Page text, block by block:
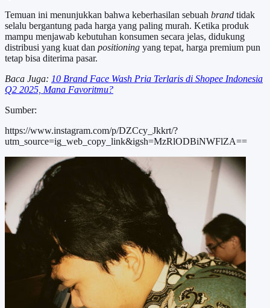
Temuan ini menunjukkan bahwa keberhasilan sebuah brand tidak
selalu bergantung pada harga yang paling murah. Ketika produk
mampu menjawab kebutuhan konsumen secara jelas, didukung
distribusi yang kuat dan positioning yang tepat, harga premium pun
tetap bisa diterima pasar.
Baca Juga: 10 Brand Face Wash Pria Terlaris di Shopee Indonesia
Q2 2025, Mana Favoritmu?
Sumber:
https://www.instagram.com/p/DZCcy_Jkkrt/?
utm_source=ig_web_copy_link&igsh=MzRlODBiNWFlZA==